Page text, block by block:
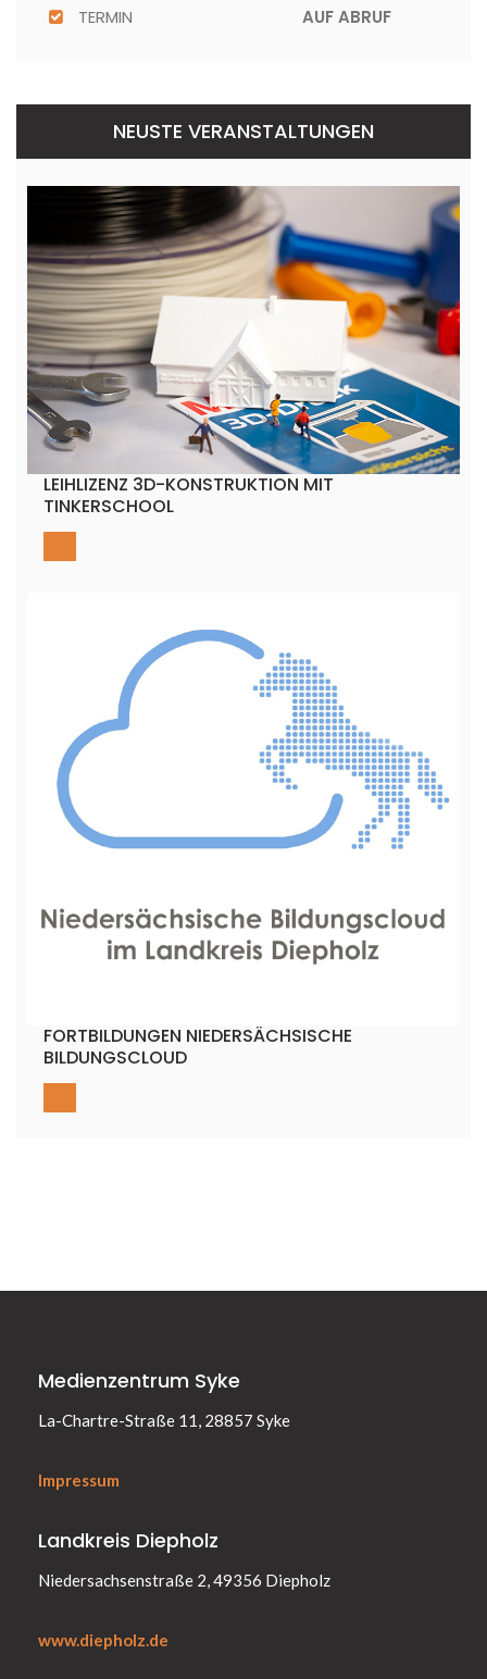
TERMIN AUF ABRUF
NEUSTE VERANSTALTUNGEN
LEIHLIZENZ 3D-KONSTRUKTION MIT
TINKERSCHOOL
FORTBILDUNGEN NIEDERSÄCHSISCHE
BILDUNGSCLOUD
Medienzentrum Syke
La-Chartre-Straße 11, 28857 Syke
Impressum
Landkreis Diepholz
Niedersachsenstraße 2, 49356 Diepholz
www.diepholz.de